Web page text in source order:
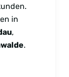
in
,
.